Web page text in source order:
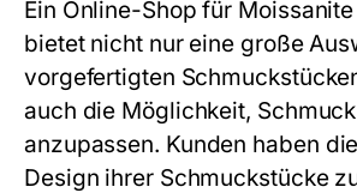
Ein Online-Shop für
bietet nicht nur eine große
vorgefertigten
auch die Möglichkeit,
anzupassen. Kunden haben
Design ihrer Schmuckstücke